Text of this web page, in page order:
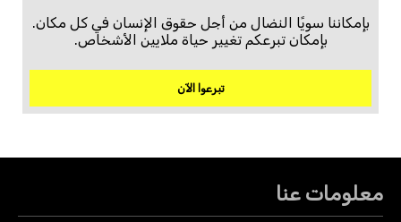
بإمكاننا سويًا النضال من أجل حقوق الإنسان في كل مكان.
بإمكان تبرعكم تغيير حياة ملايين الأشخاص.
تبرعوا الآن
معلومات عنا